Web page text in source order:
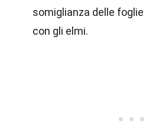
somiglianza delle
con gli elmi.